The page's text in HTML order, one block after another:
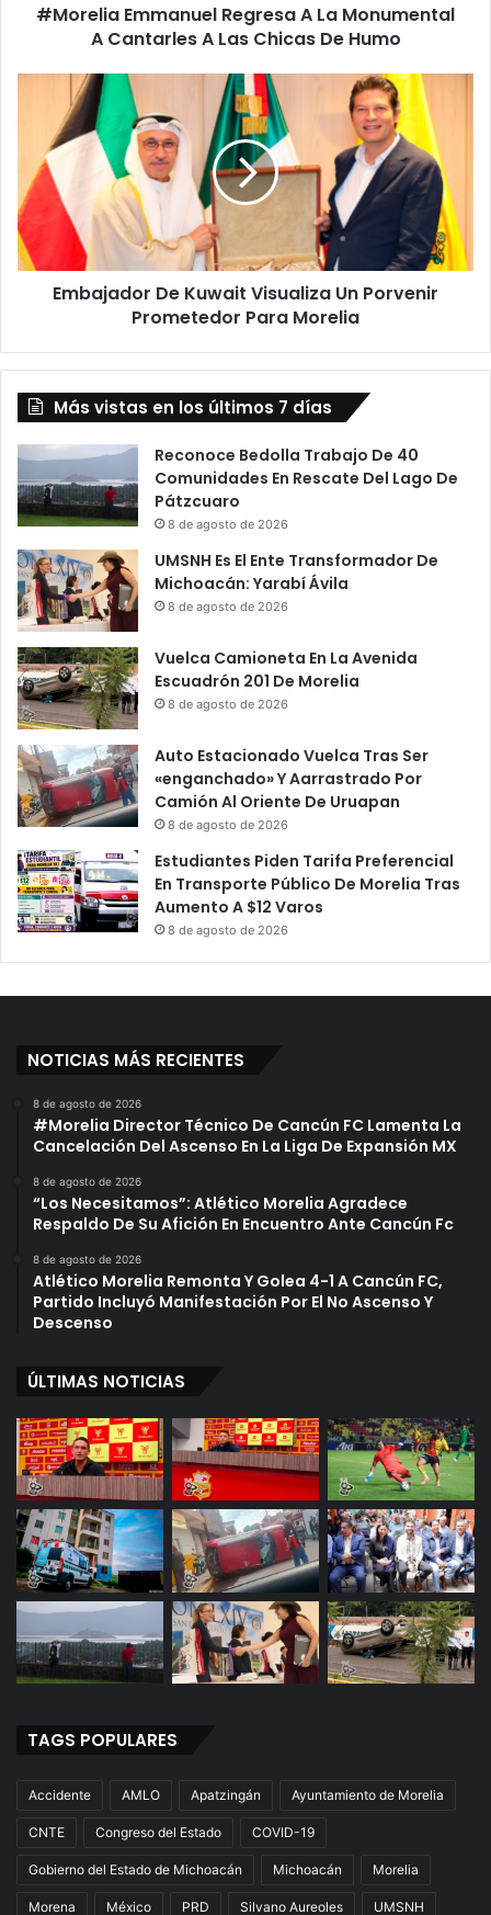
Las#Morelia Emmanuel Regresa A La Monumental
A Cantarles A Las Chicas De Humo
Embajador
Kuwait
Visualiza
Un
Porvenir
Prometedor
Para
Morelia
Embajador De Kuwait Visualiza Un Porvenir
Prometedor Para Morelia
Más vistas en los últimos 7 días
Reconoce Bedolla Trabajo De 40
Comunidades En Rescate Del Lago De
Pátzcuaro
8 de agosto de 2026
UMSNH Es El Ente Transformador De
Michoacán: Yarabí Ávila
8 de agosto de 2026
Vuelca Camioneta En La Avenida
Escuadrón 201 De Morelia
8 de agosto de 2026
Auto Estacionado Vuelca Tras Ser
«enganchado» Y Aarrastrado Por
Camión Al Oriente De Uruapan
8 de agosto de 2026
Estudiantes Piden Tarifa Preferencial
En Transporte Público De Morelia Tras
Aumento A $12 Varos
8 de agosto de 2026
NOTICIAS MÁS RECIENTES
8 de agosto de 2026
#Morelia Director Técnico De Cancún FC Lamenta La
Cancelación Del Ascenso En La Liga De Expansión MX
8 de agosto de 2026
“Los Necesitamos”: Atlético Morelia Agradece
Respaldo De Su Afición En Encuentro Ante Cancún Fc
8 de agosto de 2026
Atlético Morelia Remonta Y Golea 4-1 A Cancún FC,
Partido Incluyó Manifestación Por El No Ascenso Y
Descenso
ÚLTIMAS NOTICIAS
TAGS POPULARES
Accidente AMLO Apatzingán Ayuntamiento de Morelia
CNTE Congreso del Estado COVID-19
Gobierno del Estado de Michoacán Michoacán Morelia
Morena México PRD Silvano Aureoles UMSNH